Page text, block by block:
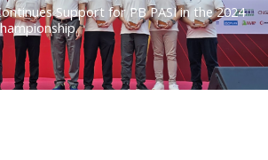
Support for PB PASI in the 2024